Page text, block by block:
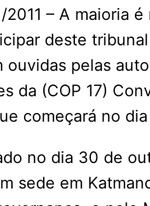
2011 – A maioria
deste
ouvidas pelas
da (COP 17)
começará no
no dia 30 de
sede em